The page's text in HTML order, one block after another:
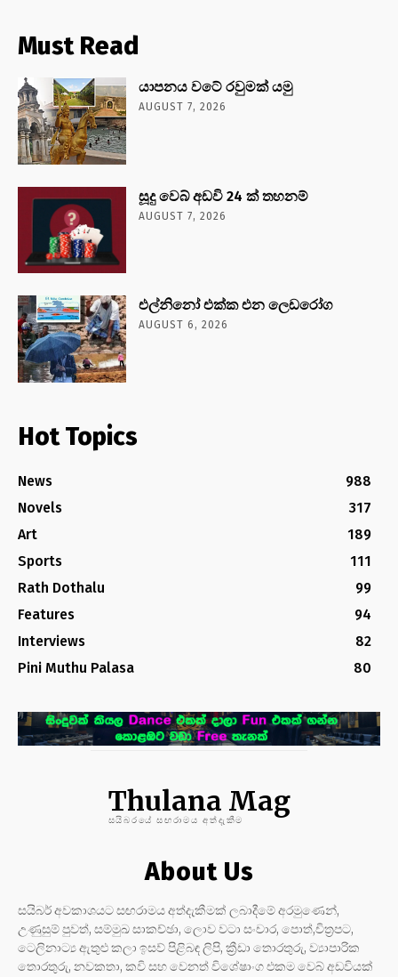
Must Read
යාපනය වටේ රවුමක් යමු
AUGUST 7, 2026
සූදු වෙබ් අඩවි 24 ක් තහනම්
AUGUST 7, 2026
එල්නිනෝ එක්ක එන ලෙඩරෝග
AUGUST 6, 2026
Hot Topics
News
988
Novels
317
Art
189
Sports
111
Rath Dothalu
99
Features
94
Interviews
82
Pini Muthu Palasa
80
Thulana Mag
සයිබරයේ සඟරාමය අත්දැකීම
About Us
සයිබර් අවකාශයට සඟරාමය අත්දැකීමක් ලබාදීමේ අරමුණෙන්,
උණුසුම් පුවත්, සම්මුඛ සාකච්ඡා, ලොව වටා සංචාර, පොත්,චිත්‍රපට,
ටෙලිනාට්‍ය ඇතුළු කලා ඉසව් පිළිබඳ ලිපි, ක්‍රීඩා තොරතුරු, ව්‍යාපාරික
තොරතුරු, නවකතා, කවි සහ වෙනත් විශේෂාංග එකම වෙබ් අඩවියක්